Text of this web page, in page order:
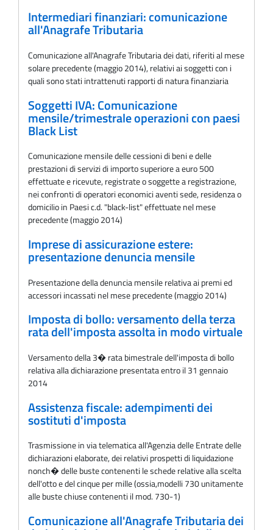
Intermediari finanziari: comunicazione
all'Anagrafe Tributaria
Comunicazione all'Anagrafe Tributaria dei dati, riferiti al mese
solare precedente (maggio 2014), relativi ai soggetti con i
quali sono stati intrattenuti rapporti di natura finanziaria
Soggetti IVA: Comunicazione
mensile/trimestrale operazioni con paesi
Black List
Comunicazione mensile delle cessioni di beni e delle
prestazioni di servizi di importo superiore a euro 500
effettuate e ricevute, registrate o soggette a registrazione,
nei confronti di operatori economici aventi sede, residenza o
domicilio in Paesi c.d. "black-list" effettuate nel mese
precedente (maggio 2014)
Imprese di assicurazione estere:
presentazione denuncia mensile
Presentazione della denuncia mensile relativa ai premi ed
accessori incassati nel mese precedente (maggio 2014)
Imposta di bollo: versamento della terza
rata dell'imposta assolta in modo virtuale
Versamento della 3� rata bimestrale dell'imposta di bollo
relativa alla dichiarazione presentata entro il 31 gennaio
2014
Assistenza fiscale: adempimenti dei
sostituti d'imposta
Trasmissione in via telematica all'Agenzia delle Entrate delle
dichiarazioni elaborate, dei relativi prospetti di liquidazione
nonch� delle buste contenenti le schede relative alla scelta
dell'otto e del cinque per mille (ossia,modelli 730 unitamente
alle buste chiuse contenenti il mod. 730-1)
Comunicazione all'Anagrafe Tributaria dei